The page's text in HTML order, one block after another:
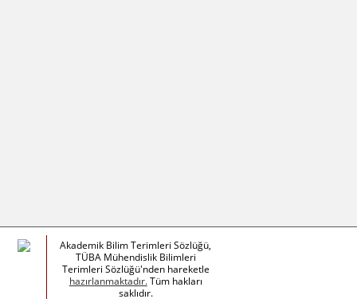
Akademik Bilim Terimleri Sözlüğü,
TÜBA Mühendislik Bilimleri
Terimleri Sözlüğü'nden hareketle
hazırlanmaktadır.Tüm hakları
saklıdır.